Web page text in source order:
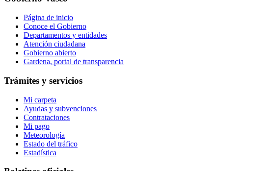
Página de inicio
Conoce el Gobierno
Departamentos y entidades
Atención ciudadana
Gobierno abierto
Gardena, portal de transparencia
Trámites y servicios
Mi carpeta
Ayudas y subvenciones
Contrataciones
Mi pago
Meteorología
Estado del tráfico
Estadística